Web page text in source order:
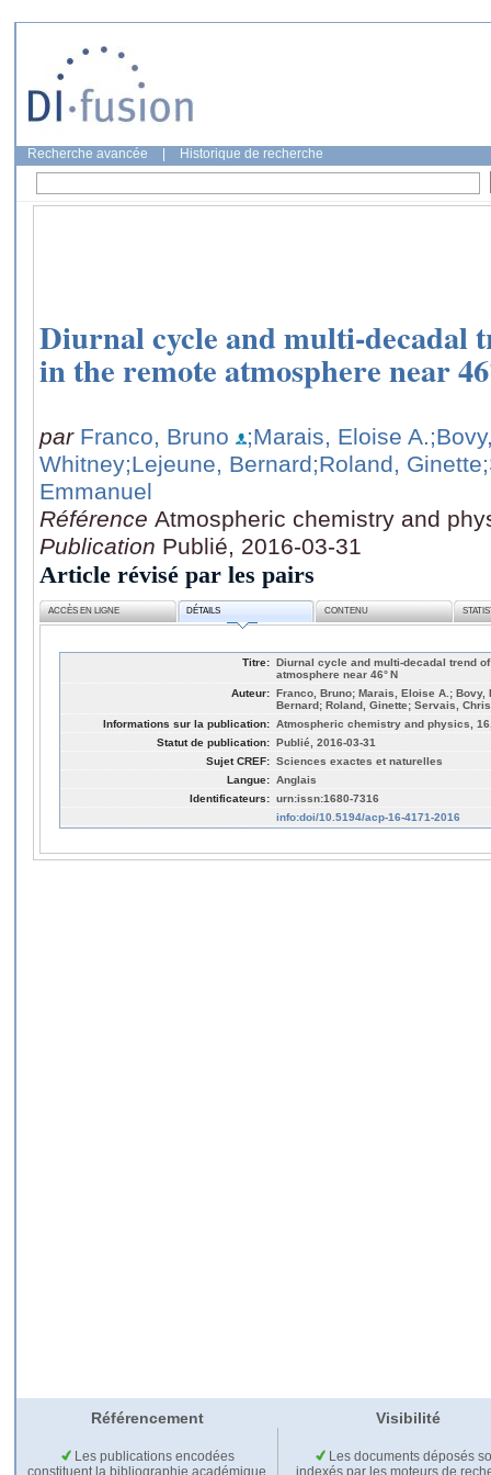
Recherche avancée Historique de recherche
Diurnal cycle and multi-decadal
in the remote atmosphere near
par Franco, Bruno ;Marais, Eloise A.
Whitney;Lejeune, Bernard;Roland, Ginette
Emmanuel
Référence Atmospheric chemistry and
Publication Publié, 2016-03-31
Article révisé par les pairs
ACCÈS EN LIGNE DÉTAILS CONTENU
Titre: Diurnal cycle and multi-decadal trend
atmosphere near 46° N
Auteur: Franco, Bruno; Marais, Eloise A.; Bovy,
Bernard; Roland, Ginette; Servais,
Informations sur la publication: Atmospheric chemistry and physics,
Statut de publication: Publié, 2016-03-31
Sujet CREF: Sciences exactes et naturelles
Langue: Anglais
Identificateurs: urn:issn:1680-7316
info:doi/10.5194/acp-16-4171-2016
Référencement Visibilité
Les publications encodées
Les documents déposés